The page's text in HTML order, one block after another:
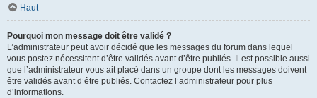
Haut
Pourquoi mon message doit être validé ?
L’administrateur peut avoir décidé que les messages du forum dans lequel
vous postez nécessitent d’être validés avant d’être publiés. Il est possible aussi
que l’administrateur vous ait placé dans un groupe dont les messages doivent
être validés avant d’être publiés. Contactez l’administrateur pour plus
d’informations.